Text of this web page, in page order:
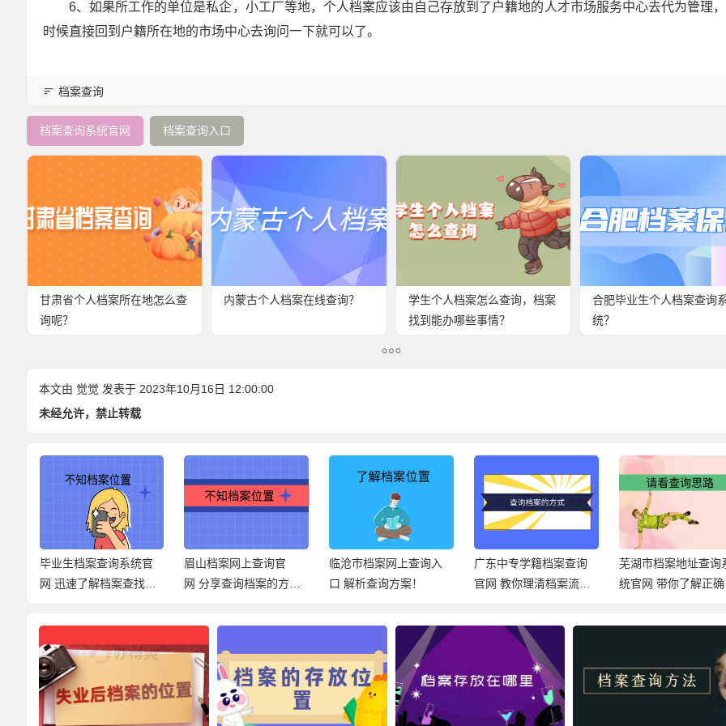
6、如果所工作的单位是私企，小工厂等地，个人档案应该由自己存放到了户籍地的人才市场服务中心去代为管理
时候直接回到户籍所在地的市场中心去询问一下就可以了。
档案查询
档案查询系统官网 档案查询入口
甘肃省个人档案所在地怎么查
询呢？
内蒙古个人档案在线查询？
学生个人档案怎么查询，档案
找到能办哪些事情？
合肥毕业生个人档案查询
统？
本文由 觉觉 发表于 2023年10月16日 12:00:00
未经允许，禁止转载
毕业生档案查询系统官
网 迅速了解档案查找经
眉山档案网上查询官
网 分享查询档案的方
临沧市档案网上查询入
口 解析查询方案！
广东中专学籍档案查询
官网 教你理清档案流
芜湖市档案地址查询
统官网 带你了解正